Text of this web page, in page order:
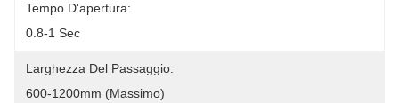
Tempo D'apertura:
0.8-1 Sec
Larghezza Del Passaggio:
600-1200mm (massimo)